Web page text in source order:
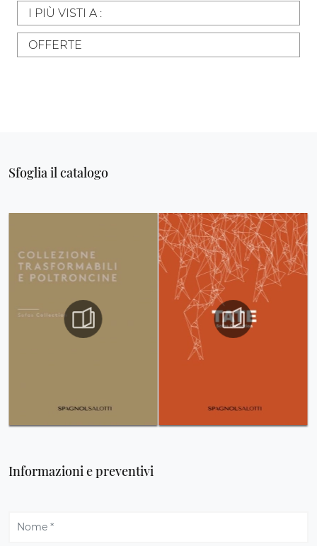
I PIÙ VISTI A :
OFFERTE
Sfoglia il catalogo
Informazioni e preventivi